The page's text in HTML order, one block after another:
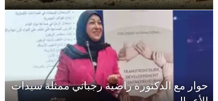
ممثلة سيدات